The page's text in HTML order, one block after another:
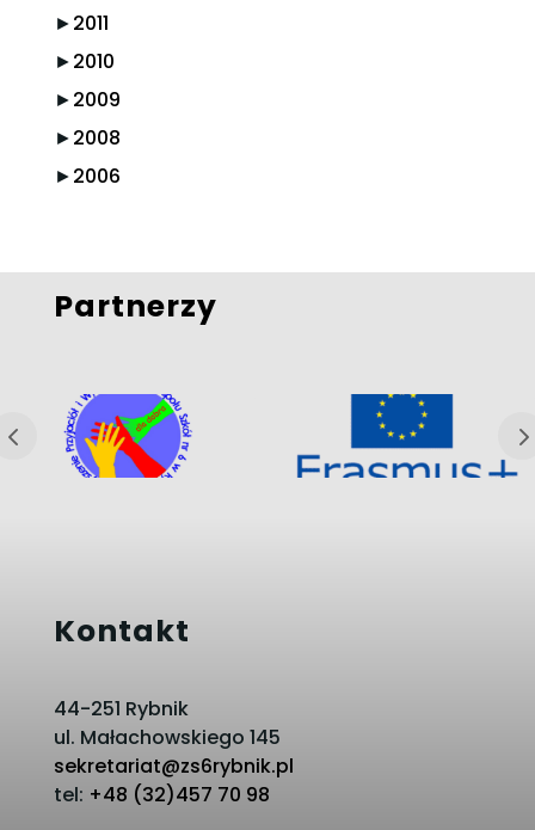
►2011
►2010
►2009
►2008
►2006
Partnerzy
Kontakt
44-251 Rybnik
ul. Małachowskiego 145
sekretariat@zs6rybnik.pl
tel: +48 (32)457 70 98